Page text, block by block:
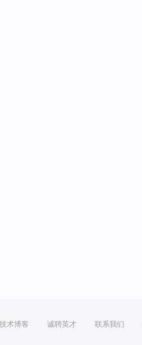
技术博客 诚聘英才 联系我们